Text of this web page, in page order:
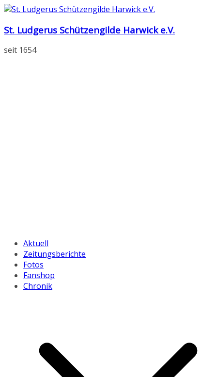
Zum
springen
St. Ludgerus Schützengilde Harwick e.V.
seit 1654
Aktuell
Zeitungsberichte
Fotos
Fanshop
Chronik